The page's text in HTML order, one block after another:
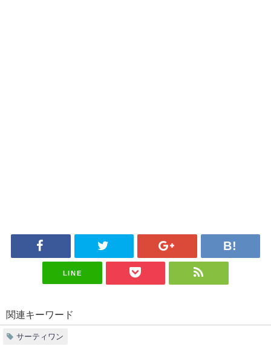
LINE
関連キーワード
サーティワン